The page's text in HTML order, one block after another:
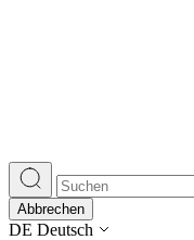
Abbrechen
DE Deutsch